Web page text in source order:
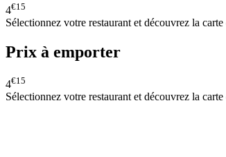
4€15
Sélectionnez votre restaurant et découvrez la
Prix à emporter
4€15
Sélectionnez votre restaurant et découvrez la